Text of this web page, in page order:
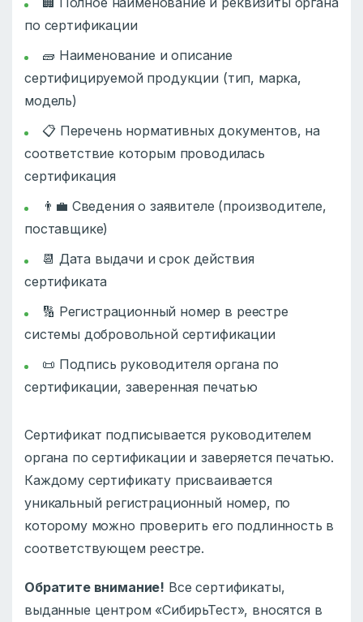
по сертификации
🧱 Наименование и описание
сертифицируемой продукции (тип, марка,
модель)
📋 Перечень нормативных документов, на
соответствие которым проводилась
сертификация
👨‍💼 Сведения о заявителе (производителе,
поставщике)
📆 Дата выдачи и срок действия
сертификата
🔢 Регистрационный номер в реестре
системы добровольной сертификации
📜 Подпись руководителя органа по
сертификации, заверенная печатью
Сертификат подписывается руководителем
органа по сертификации и заверяется печатью.
Каждому сертификату присваивается
уникальный регистрационный номер, по
которому можно проверить его подлинность в
соответствующем реестре.
Обратите внимание! Все сертификаты,
выданные центром «СибирьТест», вносятся в